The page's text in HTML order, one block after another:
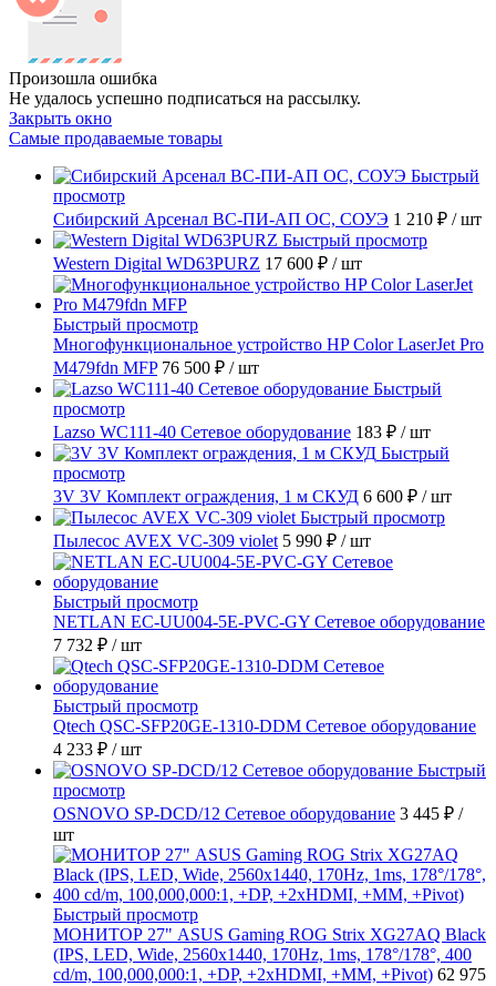
Произошла ошибка
Не удалось успешно подписаться на рассылку.
Закрыть окно
Самые продаваемые товары
Быстрый
просмотр
Сибирский Арсенал ВС-ПИ-АП ОС, СОУЭ 1 210 ₽ / шт
Быстрый просмотр
Western Digital WD63PURZ 17 600 ₽ / шт
Быстрый просмотр
Многофункциональное устройство HP Color LaserJet Pro
M479fdn MFP 76 500 ₽ / шт
Быстрый
просмотр
Lazso WC111-40 Сетевое оборудование 183 ₽ / шт
Быстрый
просмотр
3V 3V Комплект ограждения, 1 м СКУД 6 600 ₽ / шт
Быстрый просмотр
Пылесос AVEX VC-309 violet 5 990 ₽ / шт
Быстрый просмотр
NETLAN EC-UU004-5E-PVC-GY Сетевое оборудование
7 732 ₽ / шт
Быстрый просмотр
Qtech QSC-SFP20GE-1310-DDM Сетевое оборудование
4 233 ₽ / шт
Быстрый
просмотр
OSNOVO SP-DCD/12 Сетевое оборудование 3 445 ₽ /
шт
Быстрый просмотр
МОНИТОР 27" ASUS Gaming ROG Strix XG27AQ Black
(IPS, LED, Wide, 2560x1440, 170Hz, 1ms, 178°/178°, 400
cd/m, 100,000,000:1, +DP, +2хHDMI, +MM, +Pivot) 62 975